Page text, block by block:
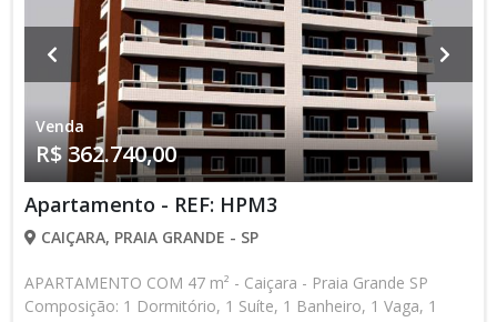
Venda
R$ 362.740,00
Apartamento - REF: HPM3
CAIÇARA, PRAIA GRANDE - SP
APARTAMENTO COM 47 m² - Caiçara - Praia Grande SP
Composição: 1 Dormitório, 1 Suíte, 1 Banheiro, 1 Vaga, 1